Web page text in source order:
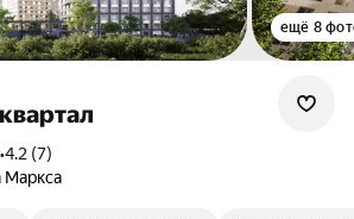
ещё 8
•4.2 (7)
Маркса